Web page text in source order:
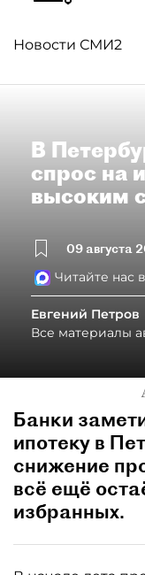
Новости СМИ2
В
спрос на
высоким
09 августа
Читайте нас
Евгений Петров
Все материалы
Банки
ипотеку в
снижение
всё ещё
избранных.